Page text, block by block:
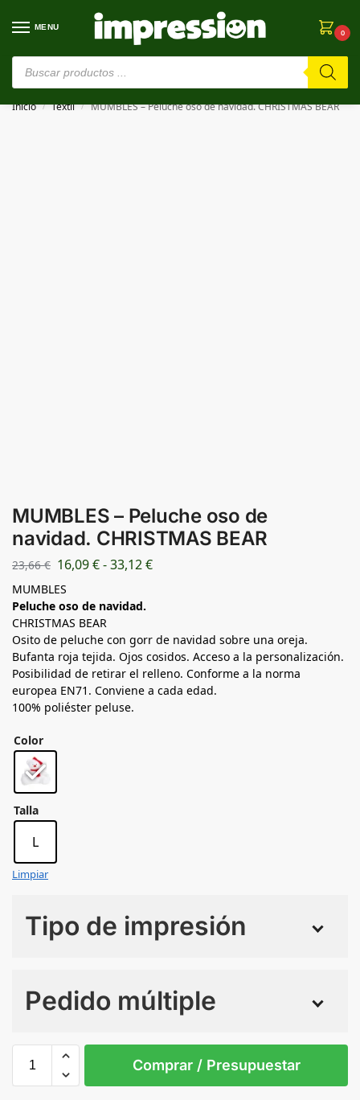
MENU
0
⚠️ Estamos en pruebas. Si algo falla, ¡Perdón!⚠️
Inicio / Textil / MUMBLES – Peluche oso de navidad. CHRISTMAS BEAR
MUMBLES – Peluche oso de
navidad. CHRISTMAS BEAR
23,66€ 16,09€-33,12€
MUMBLES
Peluche oso de navidad.
CHRISTMAS BEAR
Osito de peluche con gorr de navidad sobre una oreja.
Bufanta roja tejida. Ojos cosidos. Acceso a la personalización.
Posibilidad de retirar el relleno. Conforme a la norma
europea EN71. Conviene a cada edad.
100% poliéster peluse.
Color
Talla
L
Limpiar
Tipo de impresión
Pedido múltiple
Comprar / Presupuestar